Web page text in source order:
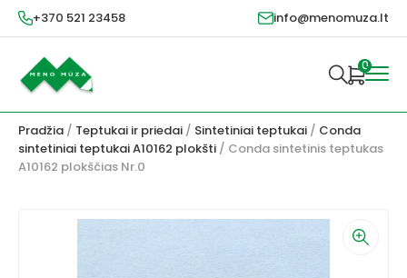
+370 521 23458 info@menomuza.lt
0
Pradžia / Teptukai ir priedai / Sintetiniai teptukai / Conda
sintetiniai teptukai A10162 plokšti / Conda sintetinis teptukas
A10162 plokščias Nr.0